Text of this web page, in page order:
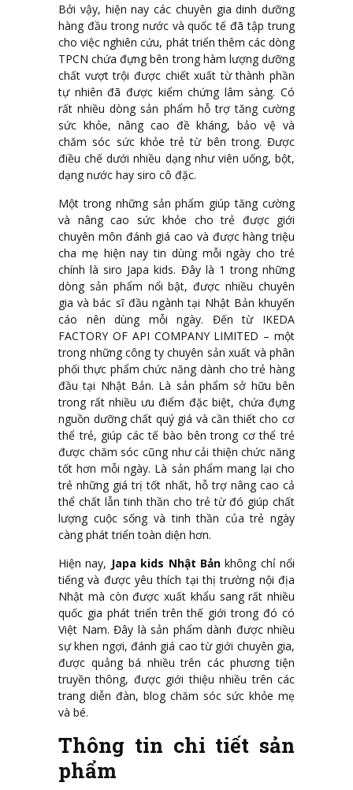
Bởi vậy, hiện nay các chuyên gia dinh dưỡng
hàng đầu trong nước và quốc tế đã tập trung
cho việc nghiên cứu, phát triển thêm các dòng
TPCN chứa đựng bên trong hàm lượng dưỡng
chất vượt trội được chiết xuất từ thành phần
tự nhiên đã được kiểm chứng lâm sàng. Có
rất nhiều dòng sản phẩm hỗ trợ tăng cường
sức khỏe, nâng cao đề kháng, bảo vệ và
chăm sóc sức khỏe trẻ từ bên trong. Được
điều chế dưới nhiều dạng như viên uống, bột,
dạng nước hay siro cô đặc.
Một trong những sản phẩm giúp tăng cường
và nâng cao sức khỏe cho trẻ được giới
chuyên môn đánh giá cao và được hàng triệu
cha mẹ hiện nay tin dùng mỗi ngày cho trẻ
chính là siro Japa kids. Đây là 1 trong những
dòng sản phẩm nổi bật, được nhiều chuyên
gia và bác sĩ đầu ngành tại Nhật Bản khuyến
cáo nên dùng mỗi ngày. Đến từ IKEDA
FACTORY OF API COMPANY LIMITED – một
trong những công ty chuyên sản xuất và phân
phối thực phẩm chức năng dành cho trẻ hàng
đầu tại Nhật Bản. Là sản phẩm sở hữu bên
trong rất nhiều ưu điểm đặc biệt, chứa đựng
nguồn dưỡng chất quý giá và cần thiết cho cơ
thể trẻ, giúp các tế bào bên trong cơ thể trẻ
được chăm sóc cũng như cải thiện chức năng
tốt hơn mỗi ngày. Là sản phẩm mang lại cho
trẻ những giá trị tốt nhất, hỗ trợ nâng cao cả
thể chất lẫn tinh thần cho trẻ từ đó giúp chất
lượng cuộc sống và tinh thần của trẻ ngày
càng phát triển toàn diện hơn.
Hiện nay, Japa kids Nhật Bảnkhông chỉ nổi
tiếng và được yêu thích tại thị trường nội địa
Nhật mà còn được xuất khẩu sang rất nhiều
quốc gia phát triển trên thế giới trong đó có
Việt Nam. Đây là sản phẩm dành được nhiều
sự khen ngợi, đánh giá cao từ giới chuyên gia,
được quảng bá nhiều trên các phương tiện
truyền thông, được giới thiệu nhiều trên các
trang diễn đàn, blog chăm sóc sức khỏe mẹ
và bé.
Thông tin chi tiết sản
phẩm